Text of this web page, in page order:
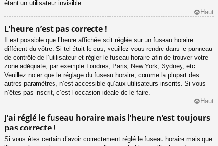
étant un utilisateur invisible.
Haut
L’heure n’est pas correcte !
Il est possible que l’heure affichée soit réglée sur un fuseau horaire
différent du vôtre. Si tel était le cas, veuillez vous rendre dans le panneau
de contrôle de l’utilisateur et régler le fuseau horaire afin de trouver votre
zone adéquate, par exemple Londres, Paris, New York, Sydney, etc.
Veuillez noter que le réglage du fuseau horaire, comme la plupart des
autres paramètres, n’est accessible qu’aux utilisateurs inscrits. Si vous
n’êtes pas inscrit, c’est l’occasion idéale de le faire.
Haut
J’ai réglé le fuseau horaire mais l’heure n’est toujours
pas correcte !
Si vous êtes certain d’avoir correctement réglé le fuseau horaire mais que